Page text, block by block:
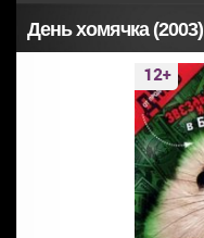
День хомячка (2003)